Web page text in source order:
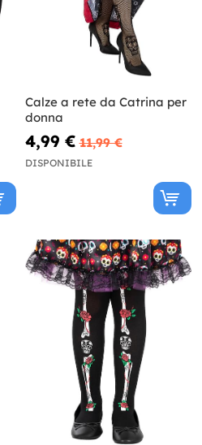
Calze a rete da Catrina per
donna
4,99 € 11,99 €
DISPONIBILE